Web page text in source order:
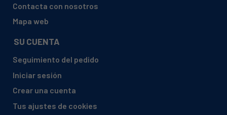
Contacta con nosotros
Mapa web
SU CUENTA
Seguimiento del pedido
Iniciar sesión
Crear una cuenta
Tus ajustes de cookies